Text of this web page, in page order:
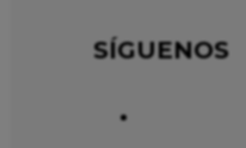
SÍGUENOS